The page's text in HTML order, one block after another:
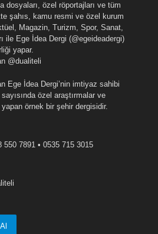
dosyaları, özel röportajları ve tüm
şahıs, kamu resmi ve özel kurum
Magazin, Turizm, Spor, Sanat,
ile Ege İdea Dergi (@egeideadergi)
yapar.
@dualiteli
Ege İdea Dergi’nin imtiyaz sahibi
özel araştırmalar ve
örnek bir şehir dergisidir.
550 7891 • 0535 715 3015